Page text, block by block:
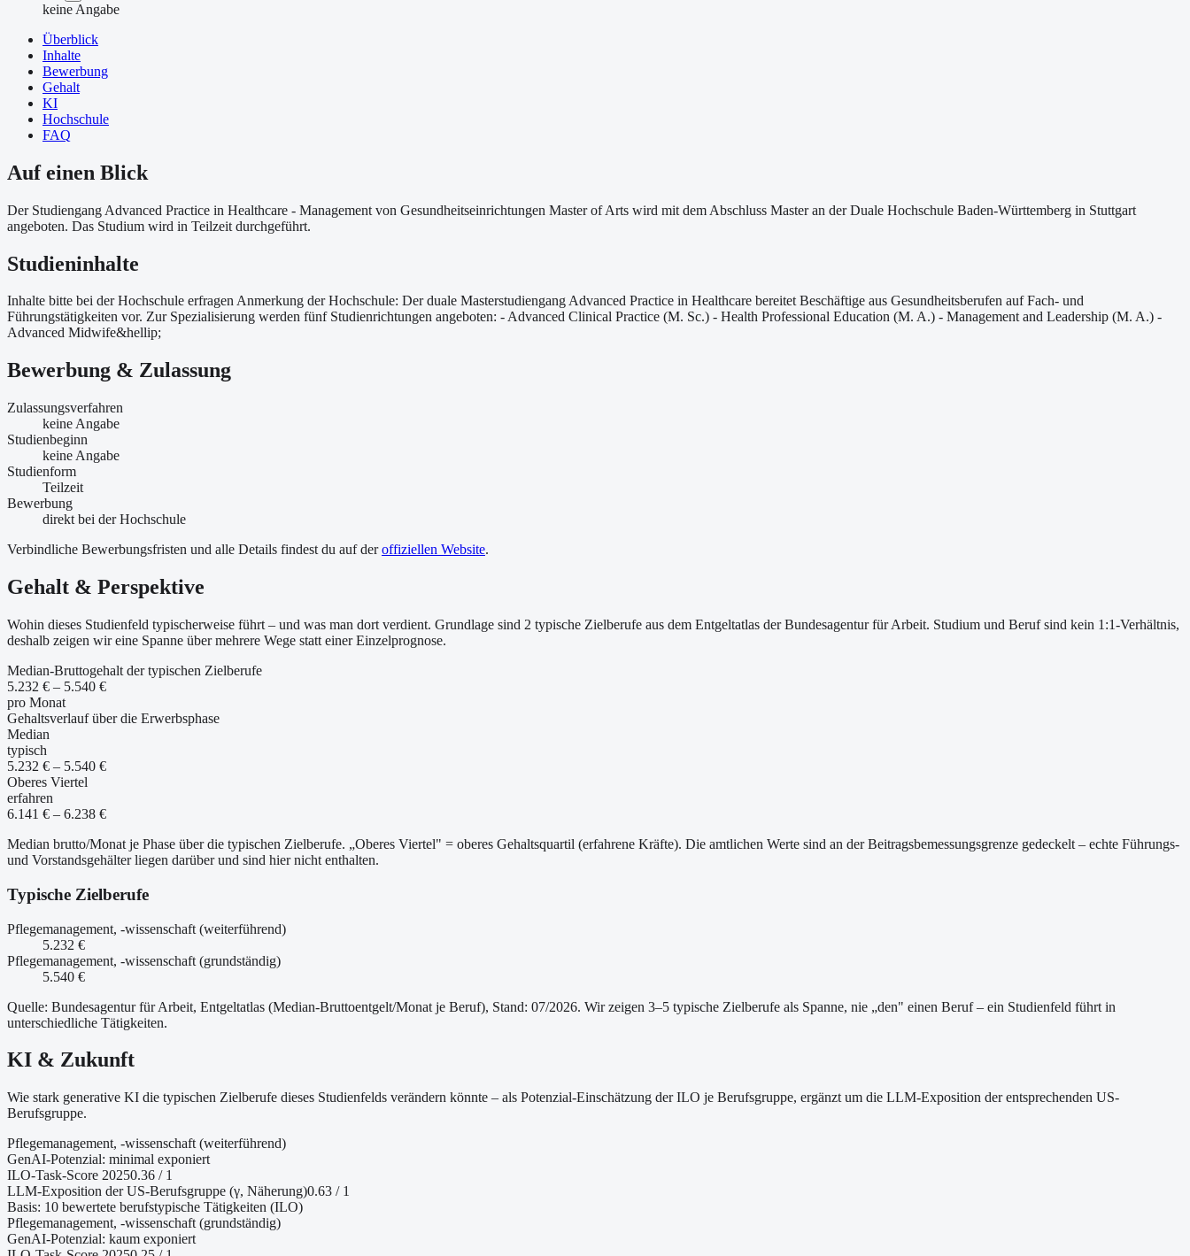
keine Angabe
Überblick
Inhalte
Bewerbung
Gehalt
KI
Hochschule
FAQ
Auf einen Blick
Der Studiengang Advanced Practice in Healthcare - Management von Gesundheitseinrichtungen Master of Arts wird mit dem Abschluss Master an der Duale Hochschule Baden-Württemberg in Stuttgart
angeboten. Das Studium wird in Teilzeit durchgeführt.
Studieninhalte
Inhalte bitte bei der Hochschule erfragen Anmerkung der Hochschule: Der duale Masterstudiengang Advanced Practice in Healthcare bereitet Beschäftige aus Gesundheitsberufen auf Fach- und
Führungstätigkeiten vor. Zur Spezialisierung werden fünf Studienrichtungen angeboten: - Advanced Clinical Practice (M. Sc.) - Health Professional Education (M. A.) - Management and Leadership (M. A.) -
Advanced Midwife&hellip;
Bewerbung & Zulassung
Zulassungsverfahren
keine Angabe
Studienbeginn
keine Angabe
Studienform
Teilzeit
Bewerbung
direkt bei der Hochschule
Verbindliche Bewerbungsfristen und alle Details findest du auf der offiziellen Website.
Gehalt & Perspektive
Wohin dieses Studienfeld typischerweise führt – und was man dort verdient. Grundlage sind 2 typische Zielberufe aus dem Entgeltatlas der Bundesagentur für Arbeit. Studium und Beruf sind kein 1:1-Verhältnis,
deshalb zeigen wir eine Spanne über mehrere Wege statt einer Einzelprognose.
Median-Bruttogehalt der typischen Zielberufe
5.232 € – 5.540 €
pro Monat
Gehaltsverlauf über die Erwerbsphase
Median
typisch
5.232 € – 5.540 €
Oberes Viertel
erfahren
6.141 € – 6.238 €
Median brutto/Monat je Phase über die typischen Zielberufe. „Oberes Viertel" = oberes Gehaltsquartil (erfahrene Kräfte). Die amtlichen Werte sind an der Beitragsbemessungsgrenze gedeckelt – echte Führungs-
und Vorstandsgehälter liegen darüber und sind hier nicht enthalten.
Typische Zielberufe
Pflegemanagement, -wissenschaft (weiterführend)
5.232 €
Pflegemanagement, -wissenschaft (grundständig)
5.540 €
Quelle: Bundesagentur für Arbeit, Entgeltatlas (Median-Bruttoentgelt/Monat je Beruf), Stand: 07/2026. Wir zeigen 3–5 typische Zielberufe als Spanne, nie „den" einen Beruf – ein Studienfeld führt in
unterschiedliche Tätigkeiten.
KI & Zukunft
Wie stark generative KI die typischen Zielberufe dieses Studienfelds verändern könnte – als Potenzial-Einschätzung der ILO je Berufsgruppe, ergänzt um die LLM-Exposition der entsprechenden US-
Berufsgruppe.
Pflegemanagement, -wissenschaft (weiterführend)
GenAI-Potenzial: minimal exponiert
ILO-Task-Score 20250.36 / 1
LLM-Exposition der US-Berufsgruppe (γ, Näherung)0.63 / 1
Basis: 10 bewertete berufstypische Tätigkeiten (ILO)
Pflegemanagement, -wissenschaft (grundständig)
GenAI-Potenzial: kaum exponiert